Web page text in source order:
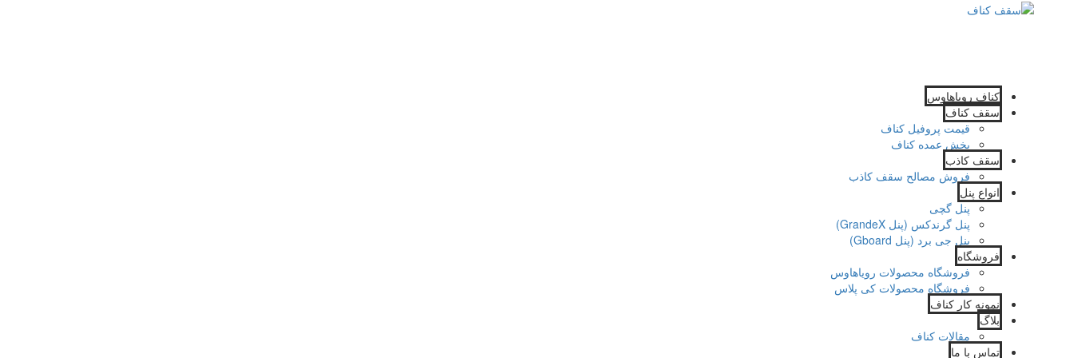
کناف رویاهاوس
سقف کناف
قیمت پروفیل کناف
پخش عمده کناف
سقف کاذب
فروش مصالح سقف کاذب
انواع پنل
پنل گچی
پنل گرندکس (پنل GrandeX)
پنل جی برد (پنل Gboard)
فروشگاه
فروشگاه محصولات رویاهاوس
فروشگاه محصولات کی پلاس
نمونه کار کناف
بلاگ
مقالات کناف
تماس با ما